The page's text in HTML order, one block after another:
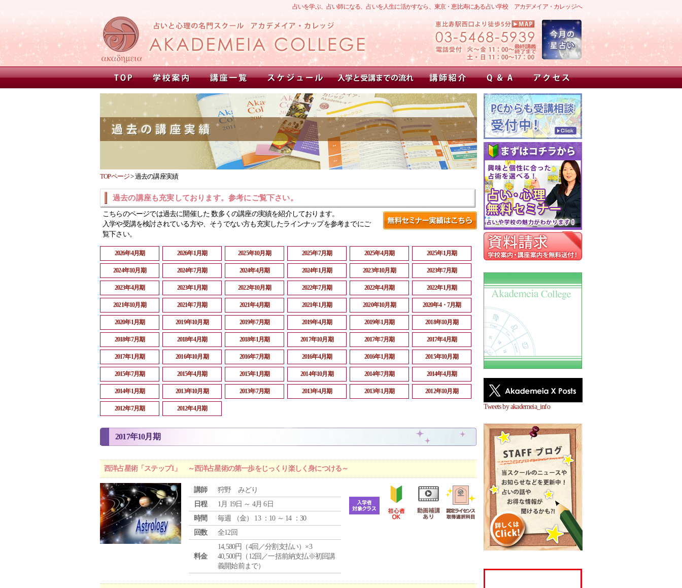
占いを学ぶ、占い師になる、占いを人生に活かすなら、東京・恵比寿にある占い学校 アカデメイア・カレッジへ
Tweets by akademeia_info
TOPページ>過去の講座実績
過去の講座も充実しております。参考にご覧下さい。
こちらのページでは過去に開催した 数多くの講座の実績を紹介しております。
入学や受講を検討されている方や、そうでない方も充実したラインナップを参考までにご
覧下さい。
2026年4月期 2026年1月期 2025年10月期 2025年7月期 2025年4月期 2025年1月期
2024年10月期 2024年7月期 2024年4月期 2024年1月期 2023年10月期 2023年7月期
2023年4月期 2023年1月期 2022年10月期 2022年7月期 2022年4月期 2022年1月期
2021年10月期 2021年7月期 2021年4月期 2021年1月期 2020年10月期 2020年4・7月期
2020年1月期 2019年10月期 2019年7月期 2019年4月期 2019年1月期 2018年10月期
2018年7月期 2018年4月期 2018年1月期 2017年10月期 2017年7月期 2017年4月期
2017年1月期 2016年10月期 2016年7月期 2016年4月期 2016年1月期 2015年10月期
2015年7月期 2015年4月期 2015年1月期 2014年10月期 2014年7月期 2014年4月期
2014年1月期 2013年10月期 2013年7月期 2013年4月期 2013年1月期 2012年10月期
2012年7月期 2012年4月期
2017年10月期
西洋占星術「ステップ1」 ～西洋占星術の第一歩をじっくり楽しく身につける～
講師
狩野 みどり
日程
1月 19日 ～ 4月 6日
時間
毎週 （金） 13 ：10 ～ 14 ：30
回数
全12回
料金
14,580円（4回／分割支払い）×3
40,500円（12回／一括前納支払※初回講
義開始前まで）